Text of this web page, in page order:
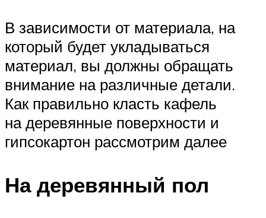
В зависимости от материала, на
который будет укладываться
материал, вы должны обращать
внимание на различные детали.
Как правильно класть кафель
на деревянные поверхности и
гипсокартон рассмотрим далее
На деревянный пол